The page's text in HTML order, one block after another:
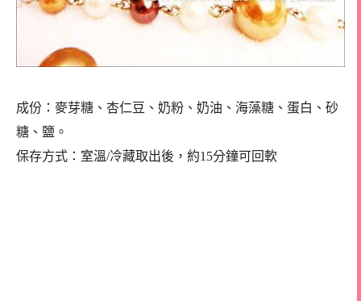
成份：麥芽糖、杏仁豆、奶粉、奶油、海藻糖、蛋白、砂
糖、鹽。
保存方式：室溫/冷藏取出後，約15分鐘可回軟